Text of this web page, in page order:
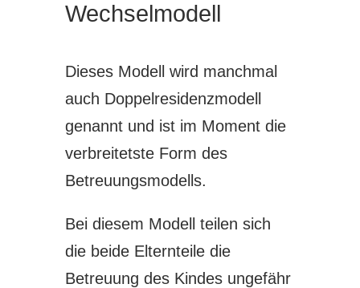
Wechselmodell
Dieses Modell wird manchmal
auch Doppelresidenzmodell
genannt und ist im Moment die
verbreitetste Form des
Betreuungsmodells.
Bei diesem Modell teilen sich
die beide Elternteile die
Betreuung des Kindes ungefähr